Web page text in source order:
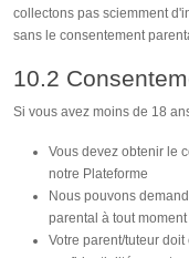
collectons pas sciemment
sans le consentement
10.2
Si vous avez moins de 18
Vous devez obtenir le
notre Plateforme
Nous pouvons
parental à tout moment
Votre parent/tuteur